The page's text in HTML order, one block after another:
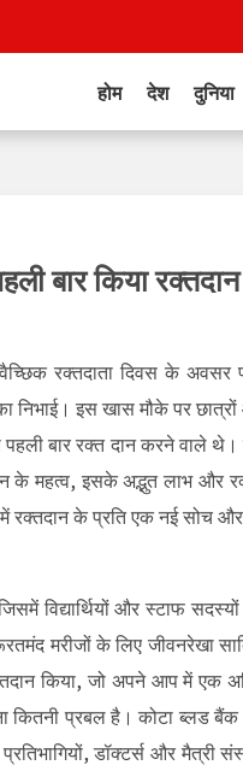
होम देश दुनिया
बार किया रक्तदान
रक्तदाता दिवस के अवसर
निभाई। इस खास मौके पर
बार रक्त दान करने वाले
के महत्व, इसके अद्भुत लाभ और
रक्तदान के प्रति एक नई सोच
विद्यार्थियों और स्टाफ
मरीजों के लिए जीवनरेखा
किया, जो अपने आप में एक
कितनी प्रबल है। कोटा ब्लड
डॉक्टर्स और मैत्री